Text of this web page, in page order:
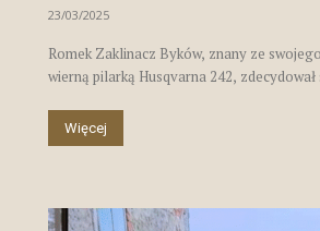
23/03/2025
Romek Zaklinacz Byków, znany ze
wierną pilarką Husqvarna 242,
Więcej